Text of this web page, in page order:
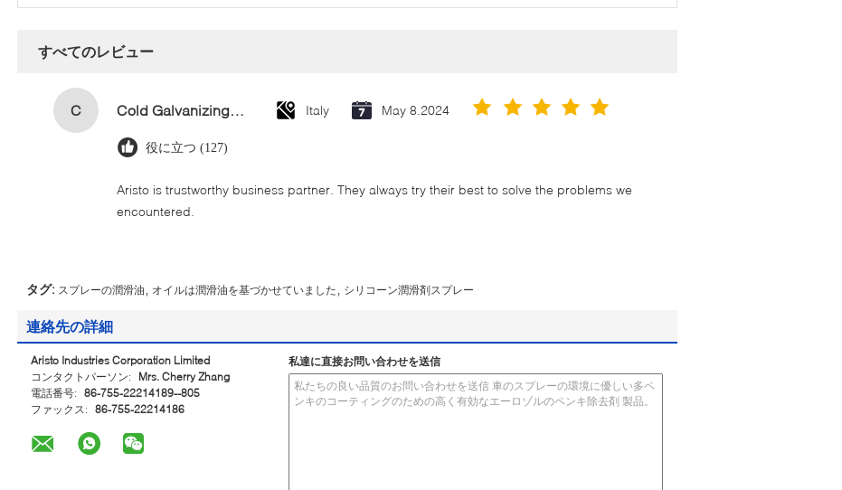
すべてのレビュー
C Italy May 8.2024
役に立つ (127)
Aristo is trustworthy business partner. They always try their best to solve the problems we
encountered.
タグ: スプレーの潤滑油 オイルは潤滑油を基づかせていました シリコーン潤滑剤スプレー
連絡先の詳細
Aristo Industries Corporation Limited
コンタクトパーソン:
Mrs. Cherry Zhang
電話番号: 86-755-22214189--805
ファックス: 86-755-22214186
私達に直接お問い合わせを送信